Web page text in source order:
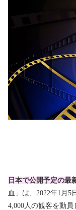
日本で公開予定の最
血」は、2022年1月
4,000人の観客を動